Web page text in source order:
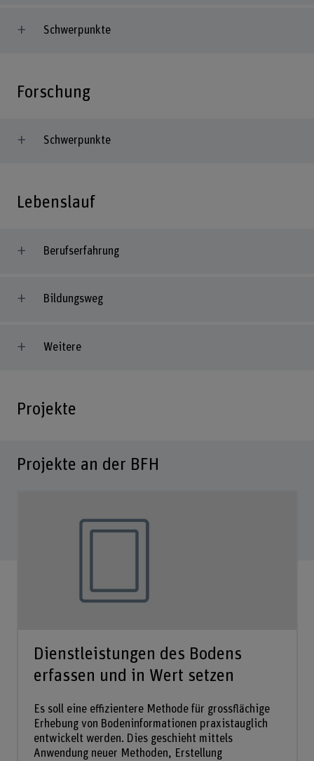
Schwerpunkte
Forschung
Schwerpunkte
Lebenslauf
Berufserfahrung
Bildungsweg
Weitere
Projekte
Projekte an der BFH
Dienstleistungen des Bodens
erfassen und in Wert setzen
Es soll eine effizientere Methode für grossflächige
Erhebung von Bodeninformationen praxistauglich
entwickelt werden. Dies geschieht mittels
Anwendung neuer Methoden, Erstellung